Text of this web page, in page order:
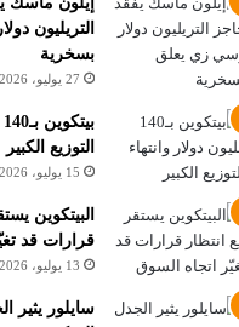
التريليون
بسخرية
27 يوليو، 2026
التوزيع الكبير
15 يوليو، 2026
البيتكوين
قرارات قد
13 يوليو، 2026
سايلور يثير